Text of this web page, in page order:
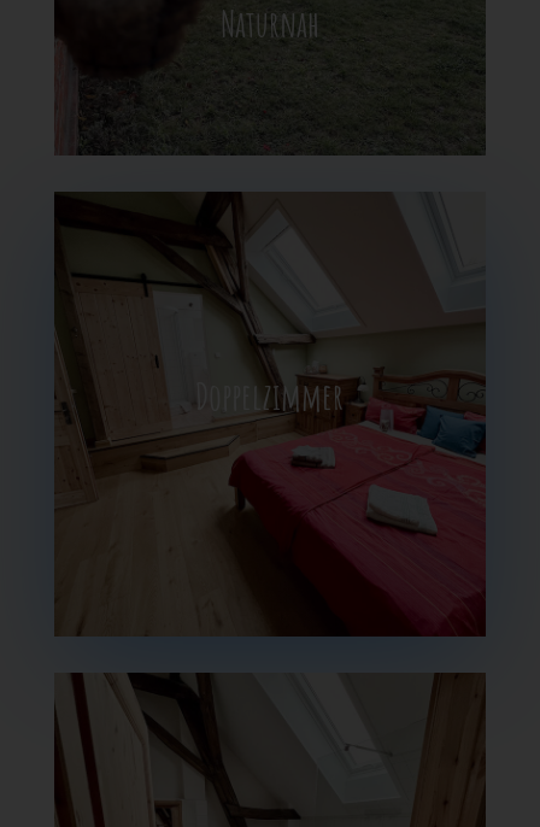
Naturnah
Doppelzimmer